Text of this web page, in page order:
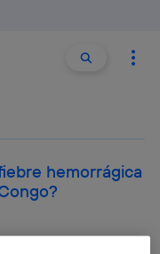
Buscar
hemorrágica